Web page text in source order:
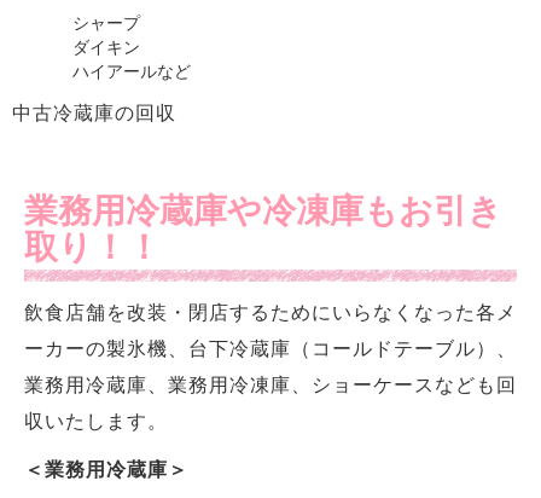
シャープ
ダイキン
ハイアールなど
中古冷蔵庫の回収
業務用冷蔵庫や冷凍庫もお引き
取り！！
飲食店舗を改装・閉店するためにいらなくなった各メ
ーカーの製氷機、台下冷蔵庫（コールドテーブル）、
業務用冷蔵庫、業務用冷凍庫、ショーケースなども回
収いたします。
＜業務用冷蔵庫＞